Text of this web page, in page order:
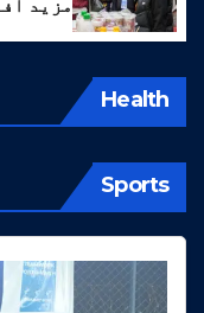
مزید
Health
Sports